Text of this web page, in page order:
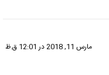
مارس 11, 2018 در 12:01 ق.ظ